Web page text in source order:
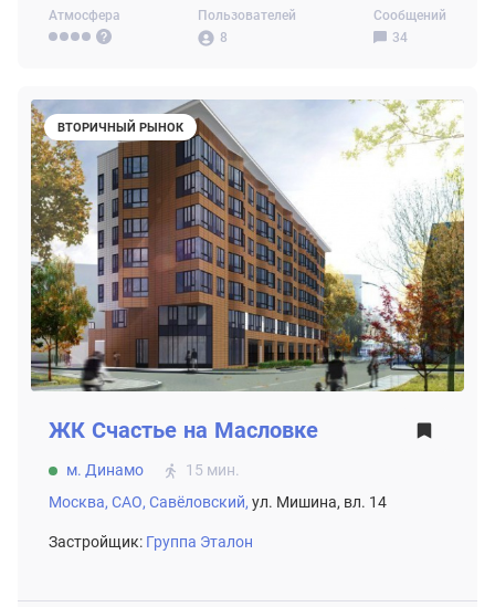
Атмосфера
Пользователей
8
Сообщений
34
ВТОРИЧНЫЙ РЫНОК
ЖК Счастье на Масловке
м. Динамо
15 мин.
Москва, САО, Савёловский, ул. Мишина, вл. 14
Застройщик: Группа Эталон